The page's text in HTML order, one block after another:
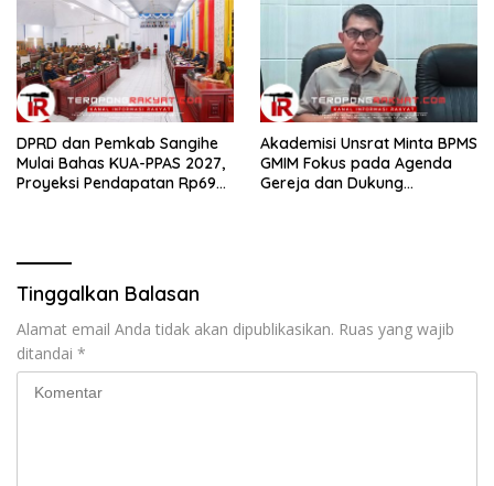
di TIFF Tomohon 2026
DPRD dan Pemkab Sangihe
Mulai Bahas KUA-PPAS 2027,
Proyeksi Pendapatan Rp699
Akademisi Unsrat Minta BPMS
GMIM Fokus pada Agenda
Gereja dan Dukung
Tinggalkan Balasan
Alamat email Anda tidak akan dipublikasikan. Ruas yang wajib
ditandai *